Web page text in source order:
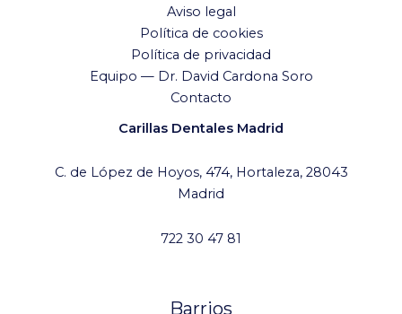
Aviso legal
Política de cookies
Política de privacidad
Equipo — Dr. David Cardona Soro
Contacto
Carillas Dentales Madrid
C. de López de Hoyos, 474, Hortaleza, 28043
Madrid
722 30 47 81
Barrios